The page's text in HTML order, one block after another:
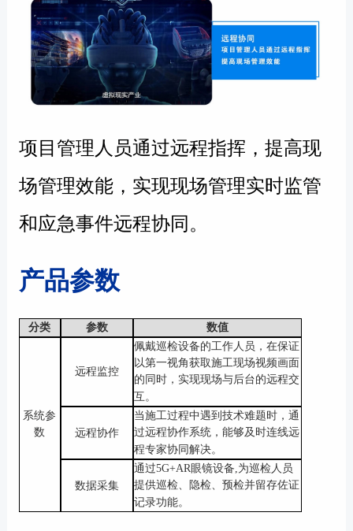
项目管理人员通过远程指挥，提高现
场管理效能，实现现场管理实时监管
和应急事件远程协同。
产品参数
分类 参数 数值
系统参
数
远程监控
佩戴巡检设备的工作人员，在保证
以第一视角获取施工现场视频画面
的同时，实现现场与后台的远程交
互。
远程协作
当施工过程中遇到技术难题时，通
过远程协作系统，能够及时连线远
程专家协同解决。
数据采集
通过5G+AR眼镜设备,为巡检人员
提供巡检、隐检、预检并留存佐证
记录功能。